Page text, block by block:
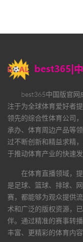
best365中国版官网
注于为全球体育爱好者
领先的综合性体育公司，
承办、体育周边产品等
过不断创新和精益求精
于推动体育产业的快速
在体育直播领域，
是足球、篮球、排球、
赛，都能够为观众提供
术和广泛的版权资源，
伴。通过精准的赛事转
丰富、更精彩的体育内容